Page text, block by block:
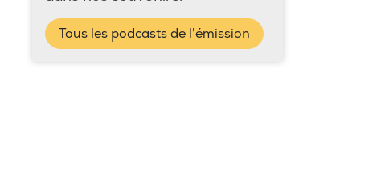
Tous les podcasts de l'émission